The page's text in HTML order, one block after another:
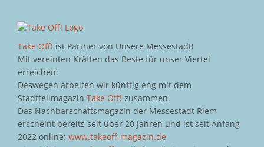
Take Off! ist Partner von Unsere Messestadt!
Mit vereinten Kräften das Beste für unser Viertel
erreichen:
Deswegen arbeiten wir künftig eng mit dem
Stadtteilmagazin Take Off! zusammen.
Das Nachbarschaftsmagazin der Messestadt Riem
erscheint bereits seit über 20 Jahren und ist seit Anfang
2022 online: www.takeoff-magazin.de